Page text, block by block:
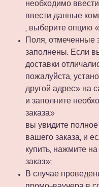
необходимо
ввести данные
, выберите опцию
Поля, отмеченные
заполнены. Если
доставки
пожалуйста,
другой адрес» на
и заполните
заказа»
вы увидите
вашего заказа, и
купить, нажмите
заказ»;
В случае